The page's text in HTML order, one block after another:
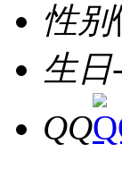
性别
生日-
QQ